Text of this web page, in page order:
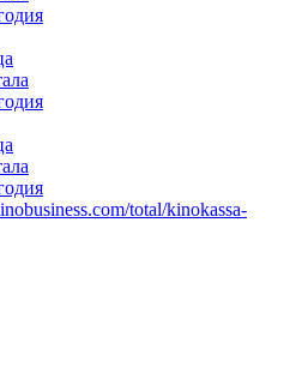
total/kinokassa-